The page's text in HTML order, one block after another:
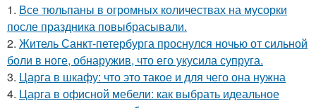
1. Все тюльпаны в огромных количествах на мусорки
после праздника повыбрасывали.
2. Житель Санкт-петербурга проснулся ночью от сильной
боли в ноге, обнаружив, что его укусила супруга.
3. Царга в шкафу: что это такое и для чего она нужна
4. Царга в офисной мебели: как выбрать идеальное